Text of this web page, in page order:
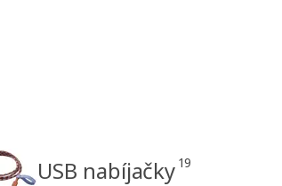
USB nabíjačky 19